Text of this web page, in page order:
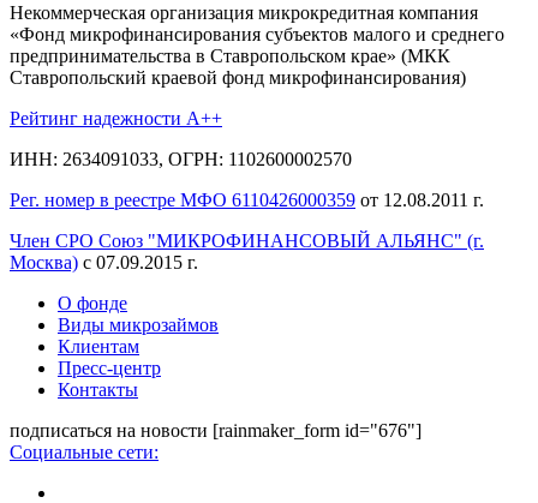
Некоммерческая организация микрокредитная компания
«Фонд микрофинансирования субъектов малого и среднего
предпринимательства в Ставропольском крае» (МКК
Ставропольский краевой фонд микрофинансирования)
Рейтинг надежности A++
ИНН: 2634091033, ОГРН: 1102600002570
Рег. номер в реестре МФО 6110426000359 от 12.08.2011 г.
Член СРО Союз "МИКРОФИНАНСОВЫЙ АЛЬЯНС" (г.
Москва) с 07.09.2015 г.
О фонде
Виды микрозаймов
Клиентам
Пресс-центр
Контакты
подписаться на новости [rainmaker_form id="676"]
Социальные сети: